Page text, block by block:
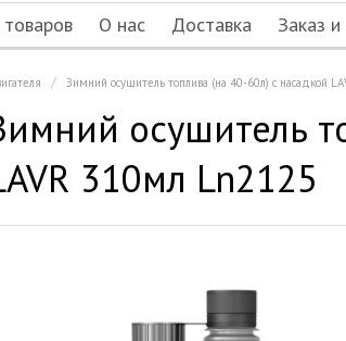
О нас Доставка Заказ
Зимний осушитель топлива (на 40-60л) с насадкой
осушитель
310мл Ln2125